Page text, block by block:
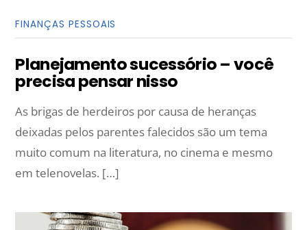
FINANÇAS PESSOAIS
Planejamento sucessório – você
precisa pensar nisso
As brigas de herdeiros por causa de heranças
deixadas pelos parentes falecidos são um tema
muito comum na literatura, no cinema e mesmo
em telenovelas. […]